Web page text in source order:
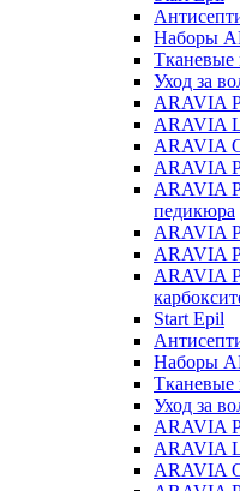
Наборы
Тканевые
Уход за
ARAVIA
ARAVIA
ARAVIA
ARAVIA
ARAVIA
педикюра
ARAVIA
ARAVIA
ARAVIA
Start Epil
Наборы
Тканевые
Уход за
ARAVIA
ARAVIA
ARAVIA